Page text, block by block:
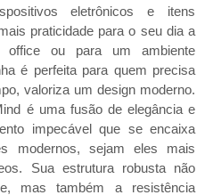
eletrônicos e itens
praticidade para o seu dia a
ou para um ambiente
é perfeita para quem precisa
valoriza um design moderno.
é uma fusão de elegância e
impecável que se encaixa
modernos, sejam eles mais
Sua estrutura robusta não
mas também a resistência